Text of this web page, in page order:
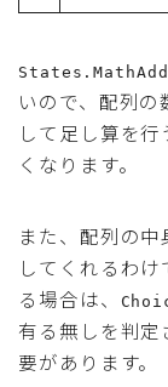
States.MathAdd
いので、配列の
して足し算を
くなります。
また、配列の
してくれるわ
る場合は、
有る無しを判
要があります。